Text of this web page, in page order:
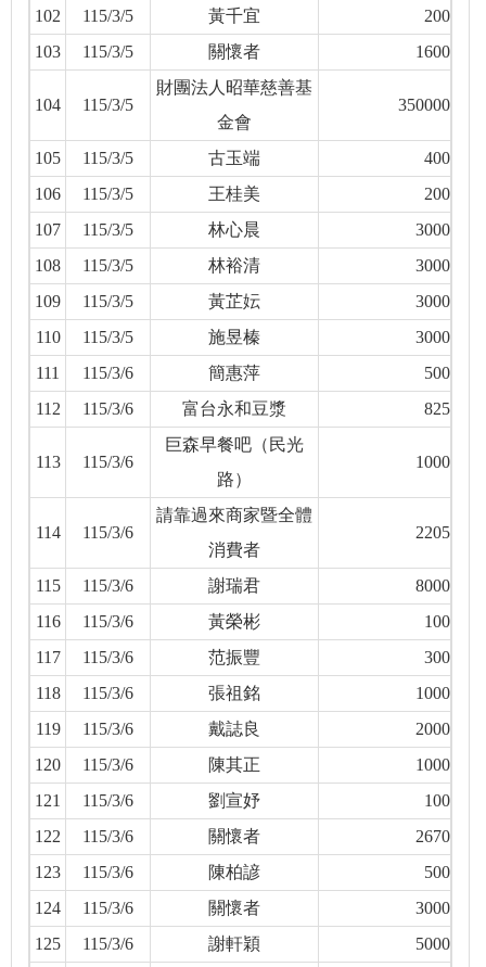
102
115/3/5 黃千宜
200
103
115/3/5 關懷者 1600
104 115/3/5
財團法人昭華慈善基
金會
350000
105 115/3/5 古玉端
400
106
115/3/5 王桂美
200
107
115/3/5 林心晨
3000
108
115/3/5 林裕清
3000
109
115/3/5 黃芷妘
3000
110
115/3/5 施昱榛
3000
111
115/3/6 簡惠萍
500
112
115/3/6 富台永和豆漿 825
113 115/3/6
巨森早餐吧（民光
路）
1000
114 115/3/6
請靠過來商家暨全體
消費者
2205
115 115/3/6 謝瑞君
8000
116
115/3/6 黃榮彬
100
117
115/3/6 范振豐
300
118
115/3/6 張祖銘
1000
119
115/3/6 戴誌良
2000
120
115/3/6 陳其正
1000
121
115/3/6 劉宣妤
100
122
115/3/6 關懷者
2670
123
115/3/6 陳柏諺
500
124
115/3/6 關懷者
3000
125
115/3/6 謝軒穎 5000